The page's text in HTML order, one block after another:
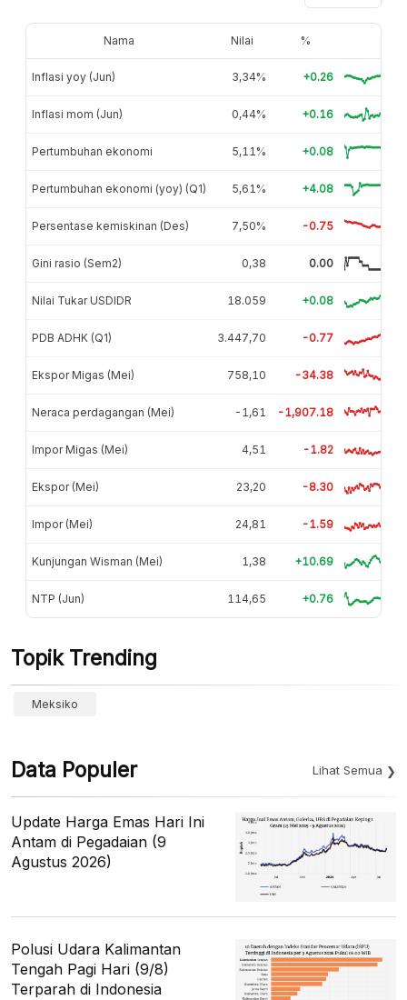
Nama Nilai %
Inflasi yoy (Jun) 3,34% +0.26
Inflasi mom (Jun) 0,44% +0.16
Pertumbuhan ekonomi 5,11% +0.08
Pertumbuhan ekonomi (yoy) (Q1) 5,61% +4.08
Persentase kemiskinan (Des) 7,50% -0.75
Gini rasio (Sem2) 0,38 0.00
Nilai Tukar USDIDR 18.059 +0.08
PDB ADHK (Q1) 3.447,70 -0.77
Ekspor Migas (Mei) 758,10 -34.38
Neraca perdagangan (Mei) -1,61 -1,907.18
Impor Migas (Mei) 4,51 -1.82
Ekspor (Mei) 23,20 -8.30
Impor (Mei) 24,81 -1.59
Kunjungan Wisman (Mei) 1,38 +10.69
NTP (Jun) 114,65 +0.76
Topik Trending
Meksiko
Data Populer Lihat Semua
Update Harga Emas Hari Ini
Antam di Pegadaian (9
Agustus 2026)
Polusi Udara Kalimantan
Tengah Pagi Hari (9/8)
Terparah di Indonesia